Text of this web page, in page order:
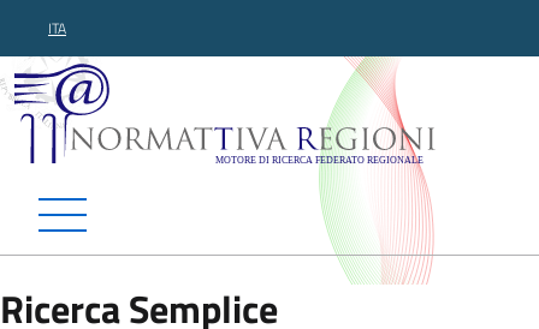
ITA
Normattiva Regioni -
Ricerca Semplice